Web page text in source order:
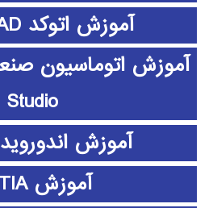
آموزش اتوکد AUTOCAD
Studio
آموزش اندوروید android
آموزش CATIA